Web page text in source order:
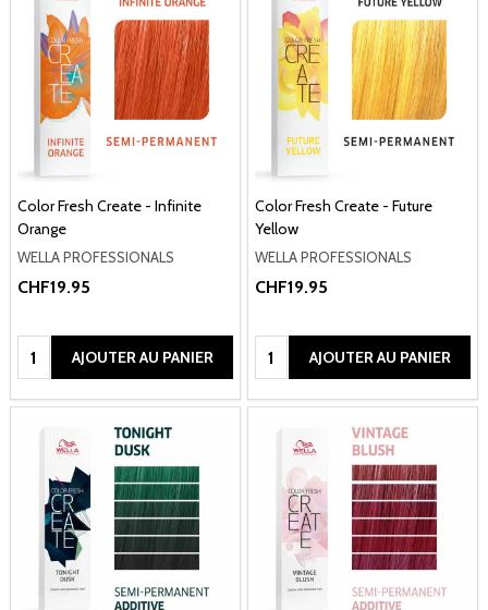
Color Fresh Create - Infinite
Orange
WELLA PROFESSIONALS
CHF19.95
Quantité:AJOUTER AU PANIER
Color Fresh Create - Future
Yellow
WELLA PROFESSIONALS
CHF19.95
Quantité:AJOUTER AU PANIER